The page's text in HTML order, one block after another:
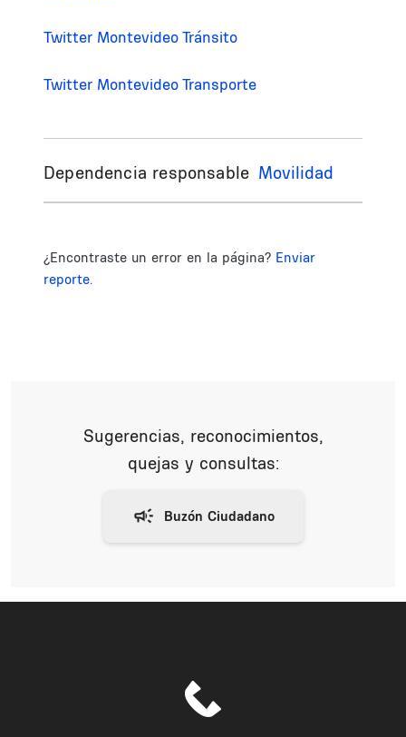
Twitter Montevideo Tránsito
Twitter Montevideo Transporte
Dependencia responsable Movilidad
¿Encontraste un error en la página? Enviar
reporte.
Sugerencias, reconocimientos,
quejas y consultas: